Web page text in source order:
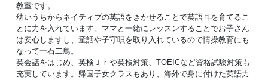
教室です。
幼いうちからネイティブの英語をきかせることで英語耳を育てるこ
とに力を入れています。ママと一緒にレッスンすることでお子さん
は安心しますし、童話や子守唄を取り入れているので情操教育にも
なって一石二鳥。
英会話をはじめ、英検Ｊｒや英検対策、TOEICなど資格試験対策も
充実しています。帰国子女クラスもあり、海外で身に付けた英語力